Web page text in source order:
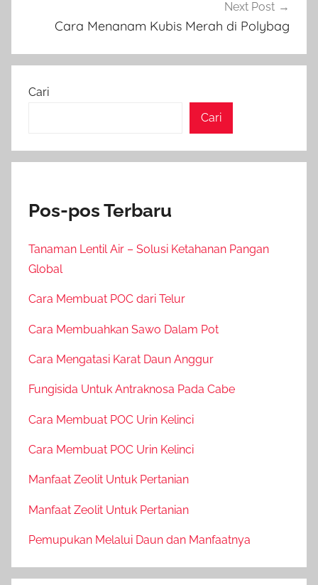
Next Post
Cara Menanam Kubis Merah di Polybag
Cari
Cari
Pos-pos Terbaru
Tanaman Lentil Air – Solusi Ketahanan Pangan
Global
Cara Membuat POC dari Telur
Cara Membuahkan Sawo Dalam Pot
Cara Mengatasi Karat Daun Anggur
Fungisida Untuk Antraknosa Pada Cabe
Cara Membuat POC Urin Kelinci
Cara Membuat POC Urin Kelinci
Manfaat Zeolit Untuk Pertanian
Manfaat Zeolit Untuk Pertanian
Pemupukan Melalui Daun dan Manfaatnya